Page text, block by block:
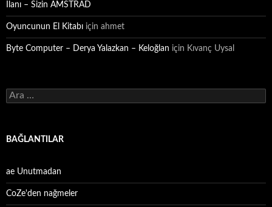
İlanı – Sizin AMSTRAD
Oyuncunun El Kitabı için ahmet
Byte Computer – Derya Yalazkan – Keloğlan için Kıvanç Uysal
Arama:
BAĞLANTILAR
ae Unutmadan
CoZe'den nağmeler